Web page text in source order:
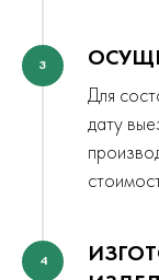
3
Для
дату
4